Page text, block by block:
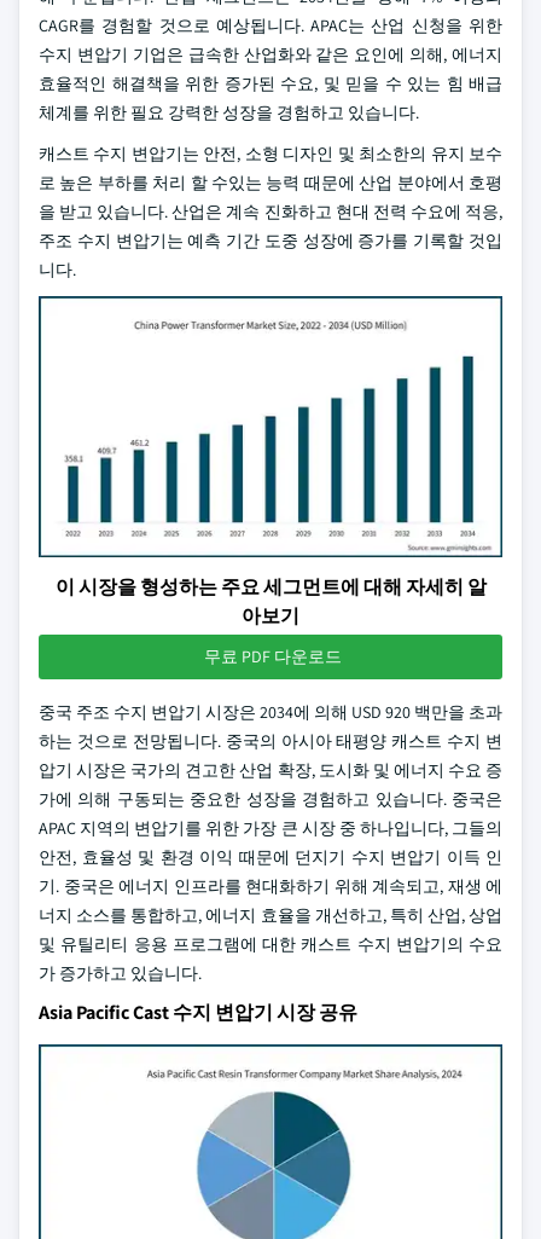
CAGR를 경험할 것으로 예상됩니다. APAC는 산업 신청을 위한
수지 변압기 기업은 급속한 산업화와 같은 요인에 의해, 에너지
효율적인 해결책을 위한 증가된 수요, 및 믿을 수 있는 힘 배급
체계를 위한 필요 강력한 성장을 경험하고 있습니다.
캐스트 수지 변압기는 안전, 소형 디자인 및 최소한의 유지 보수
로 높은 부하를 처리 할 수있는 능력 때문에 산업 분야에서 호평
을 받고 있습니다. 산업은 계속 진화하고 현대 전력 수요에 적응,
주조 수지 변압기는 예측 기간 도중 성장에 증가를 기록할 것입
니다.
이 시장을 형성하는 주요 세그먼트에 대해 자세히 알
아보기
무료 PDF 다운로드
중국 주조 수지 변압기 시장은 2034에 의해 USD 920 백만을 초과
하는 것으로 전망됩니다. 중국의 아시아 태평양 캐스트 수지 변
압기 시장은 국가의 견고한 산업 확장, 도시화 및 에너지 수요 증
가에 의해 구동되는 중요한 성장을 경험하고 있습니다. 중국은
APAC 지역의 변압기를 위한 가장 큰 시장 중 하나입니다, 그들의
안전, 효율성 및 환경 이익 때문에 던지기 수지 변압기 이득 인
기. 중국은 에너지 인프라를 현대화하기 위해 계속되고, 재생 에
너지 소스를 통합하고, 에너지 효율을 개선하고, 특히 산업, 상업
및 유틸리티 응용 프로그램에 대한 캐스트 수지 변압기의 수요
가 증가하고 있습니다.
Asia Pacific Cast 수지 변압기 시장 공유